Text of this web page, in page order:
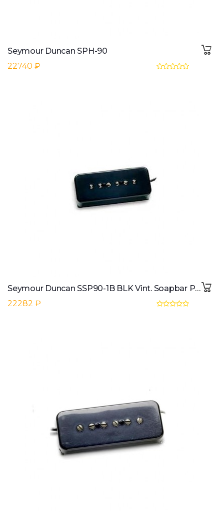
Seymour Duncan SPH-90
22740 ₽
Seymour Duncan SSP90-1B BLK Vint. Soapbar P90 Bridge black 2-phase
22282 ₽